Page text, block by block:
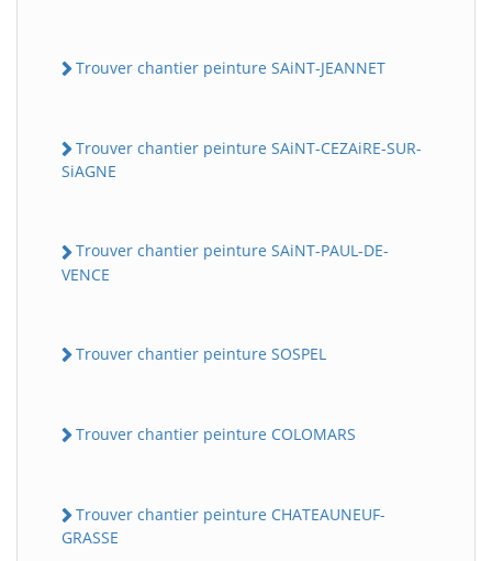
Trouver chantier peinture SAiNT-JEANNET
Trouver chantier peinture SAiNT-CEZAiRE-SUR-
SiAGNE
Trouver chantier peinture SAiNT-PAUL-DE-
VENCE
Trouver chantier peinture SOSPEL
Trouver chantier peinture COLOMARS
Trouver chantier peinture CHATEAUNEUF-
GRASSE